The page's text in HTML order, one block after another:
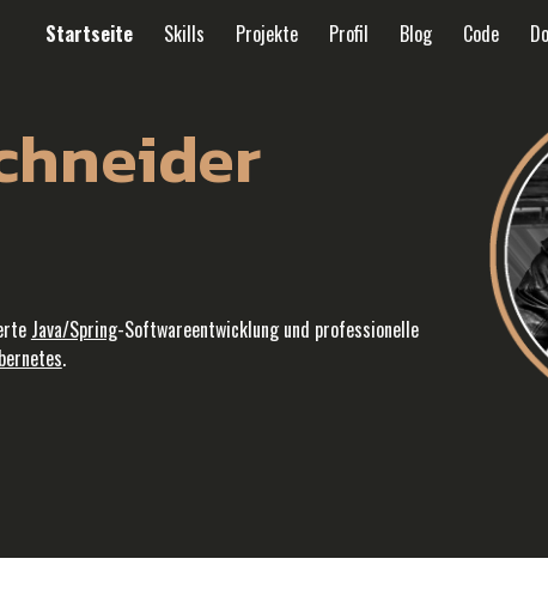
Skip to main content Skip
Startseite Skills Projekte Profil Blog Code
Java/Spring-Softwareentwicklung und professionelle
.